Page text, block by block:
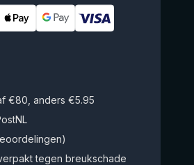
€80, anders €5.95
tegen breukschade